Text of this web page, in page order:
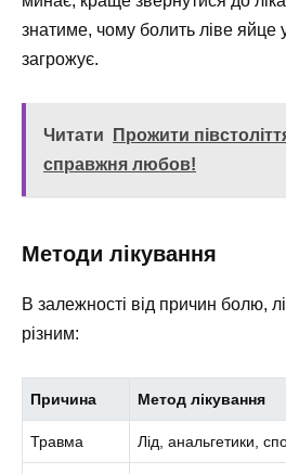
знатиме, чому болить ліве яйце
загрожує.
Читати
Прожити
справжня любов!
Методи лікування
В залежності від причин болю,
різним:
Причина Метод лікування
Травма Лід, анальгетики,